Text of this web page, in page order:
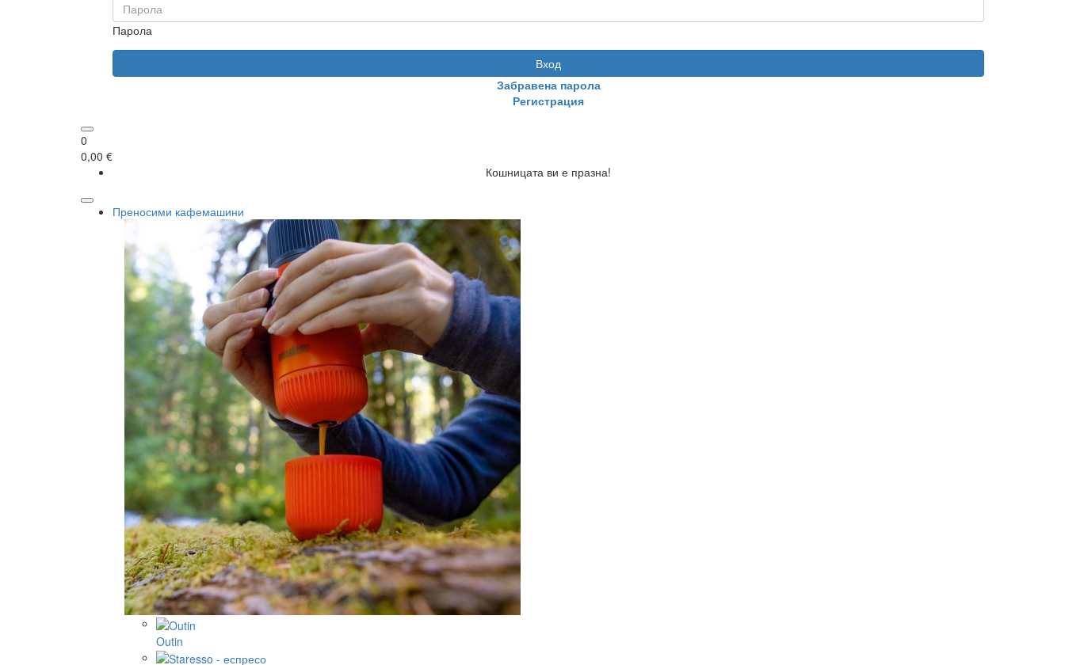
Парола
Вход
Забравена парола
Регистрация
0
0,00 €
Кошницата ви е празна!
Преносими кафемашини
Outin